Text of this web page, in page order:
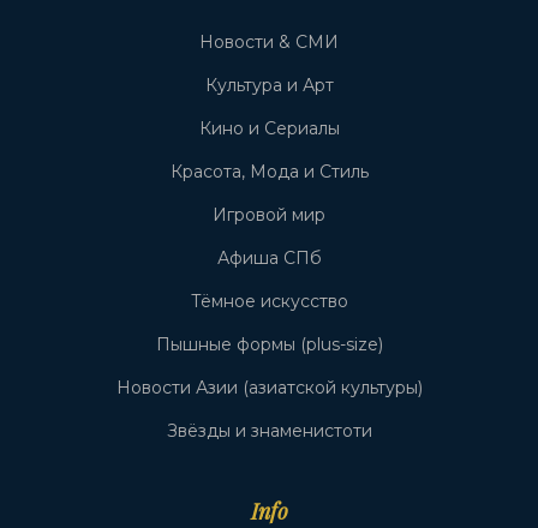
Новости & СМИ
Культура и Арт
Кино и Сериалы
Красота, Мода и Стиль
Игровой мир
Афиша СПб
Тёмное искусство
Пышные формы (plus-size)
Новости Азии (азиатской культуры)
Звёзды и знаменистоти
Info